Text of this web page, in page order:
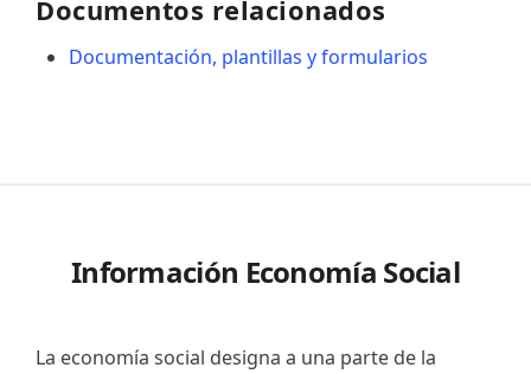
Documentos relacionados
Documentación, plantillas y formularios
Información Economía Social
La economía social designa a una parte de la